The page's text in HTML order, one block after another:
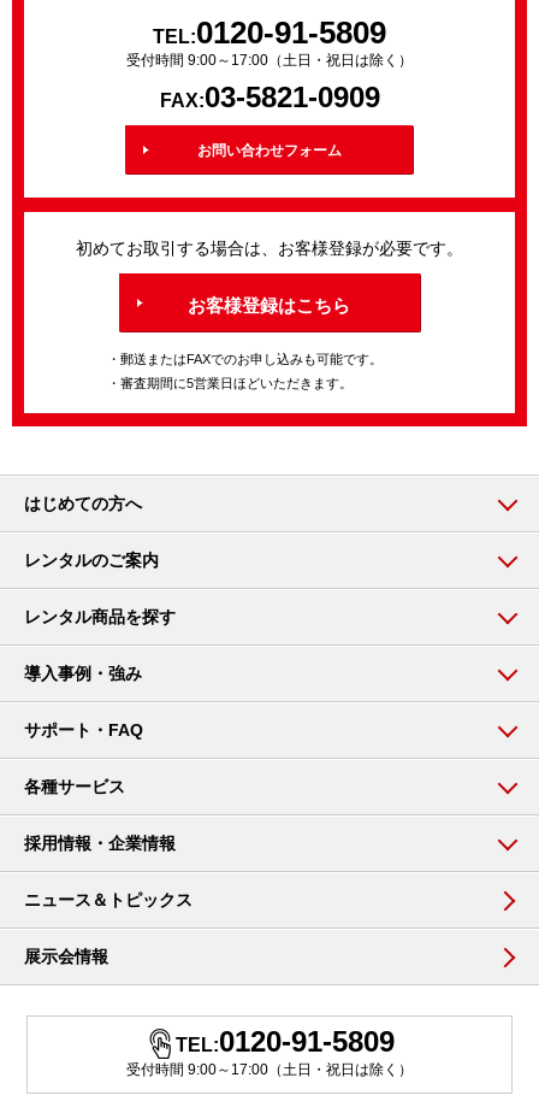
TEL:0120-91-5809
受付時間 9:00～17:00（土日・祝日は除く）
FAX:03-5821-0909
お問い合わせフォーム
初めてお取引する場合は、お客様登録が必要です。
お客様登録はこちら
・郵送またはFAXでのお申し込みも可能です。
・審査期間に5営業日ほどいただきます。
はじめての方へ
レンタルのご案内
レンタル商品を探す
導入事例・強み
サポート・FAQ
各種サービス
採用情報・企業情報
ニュース＆トピックス
展示会情報
TEL:0120-91-5809
受付時間 9:00～17:00（土日・祝日は除く）